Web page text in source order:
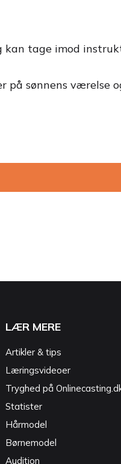
kan tage imod
på sønnens værelse
LÆR MERE
Artikler & tips
Læringsvideoer
Tryghed på
Statister
Hårmodel
Børnemodel
Audition